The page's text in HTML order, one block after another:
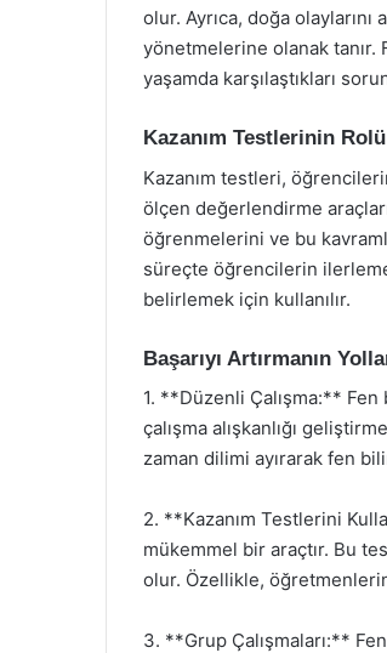
olur. Ayrıca, doğa
yönetmelerine olanak tanır.
yaşamda karşılaştıkları
Kazanım Testlerinin Rolü
Kazanım testleri,
ölçen değerlendirme
öğrenmelerini ve bu
süreçte öğrencilerin
belirlemek için kullanılır.
Başarıyı Artırmanın
1. **Düzenli Çalışma:**
çalışma alışkanlığı
zaman dilimi ayırarak fen
2. **Kazanım Testlerini
mükemmel bir araçtır. Bu
olur. Özellikle,
3. **Grup Çalışmaları:**